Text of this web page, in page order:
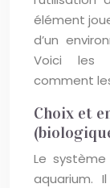
élément
d’un
Voici les
comment
Choix et
Le
aquarium.